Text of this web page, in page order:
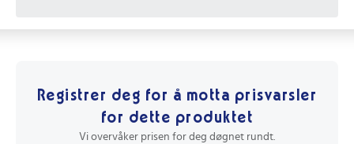
Registrer deg for å motta prisvarsler
for dette produktet
Vi overvåker prisen for deg døgnet rundt.